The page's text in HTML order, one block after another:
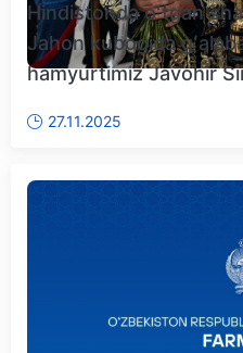
Hindistonda oʻtgan
Jahon kubogida
hamyurtimiz Javohir
27.11.2025